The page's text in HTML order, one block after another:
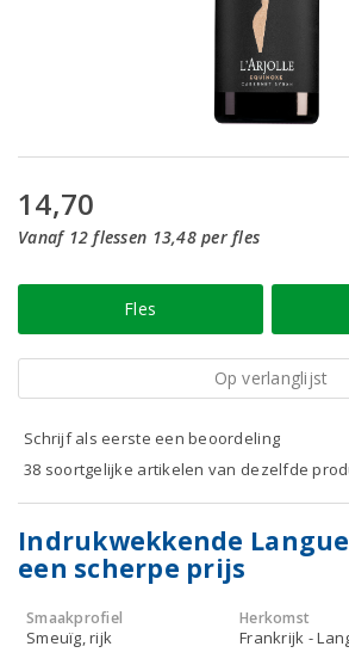
14,70
Vanaf 12 flessen 13,48 per fles
Fles
Op verlanglijst
Schrijf als eerste een beoordeling
38 soortgelijke artikelen van dezelfde
Indrukwekkende
een scherpe prijs
Smaakprofiel
Smeuïg, rijk
Herkomst
Frankrijk -